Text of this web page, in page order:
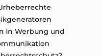
in Werbung und